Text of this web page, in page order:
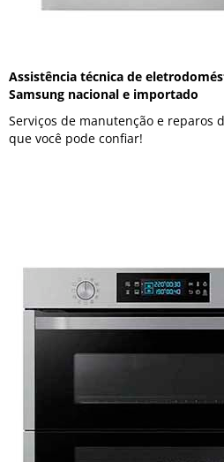
Assistência técnica de
Samsung nacional e importado
Serviços de manutenção e reparos
que você pode confiar!